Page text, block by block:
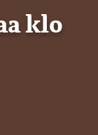
klo